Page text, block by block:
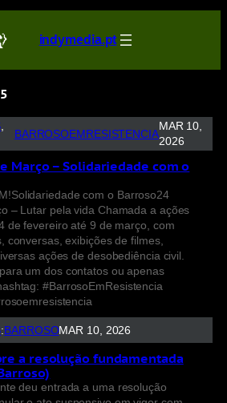
indymedia.pt
BARROSOEMRESISTENCIA
MAR 10,
2026
Março – Solidariedade com o
com o Barroso24
– Lutar pela vida Chamada a ações
de fevereiro até 9 de março, com
conversas, exibições de filmes,
ações de desobediência civil.
um dos contatos ou apenas
#BarrosoEmResistencia
:BARROSOMAR 10, 2026
a resolução fundamentada
deu entrada a uma resolução